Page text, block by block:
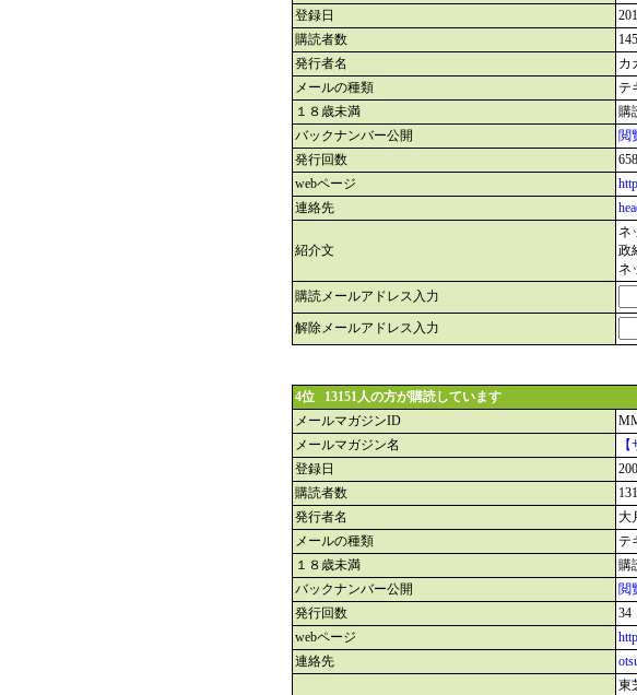
登録日
購読者数
発行者名
カ
メールの種類
テ
１８歳未満
購
バックナンバー公開
閲
発行回数
658
webページ
連絡先
紹介文
ネ
政
ネ
購読メールアドレス入力
解除メールアドレス入力
4位 13151人の方が購読しています
メールマガジンID
メールマガジン名
登録日
購読者数
発行者名
大
メールの種類
テ
１８歳未満
購
バックナンバー公開
閲
発行回数
34
webページ
連絡先
東